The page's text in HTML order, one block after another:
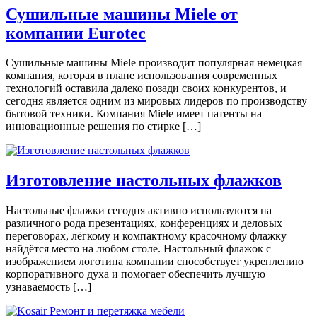
Сушильные машины Miele от
компании Eurotec
Сушильные машины Miele производит популярная немецкая
компания, которая в плане использования современных
технологий оставила далеко позади своих конкурентов, и
сегодня является одним из мировых лидеров по производству
бытовой техники. Компания Miele имеет патенты на
инновационные решения по стирке […]
Изготовление настольных флажков
Настольные флажки сегодня активно используются на
различного рода презентациях, конференциях и деловых
переговорах, лёгкому и компактному красочному флажку
найдётся место на любом столе. Настольный флажок с
изображением логотипа компании способствует укреплению
корпоративного духа и помогает обеспечить лучшую
узнаваемость […]